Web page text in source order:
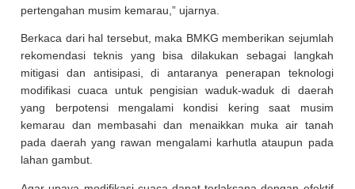
pertengahan musim kemarau,” ujarnya.
Berkaca dari hal tersebut, maka BMKG memberikan sejumlah
rekomendasi teknis yang bisa dilakukan sebagai langkah
mitigasi dan antisipasi, di antaranya penerapan teknologi
modifikasi cuaca untuk pengisian waduk-waduk di daerah
yang berpotensi mengalami kondisi kering saat musim
kemarau dan membasahi dan menaikkan muka air tanah
pada daerah yang rawan mengalami karhutla ataupun pada
lahan gambut.